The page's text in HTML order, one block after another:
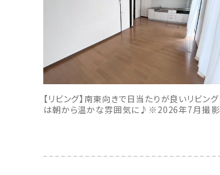
【リビング】南東向きで日当たりが良いリビング
は朝から温かな雰囲気に♪※2026年7月撮影